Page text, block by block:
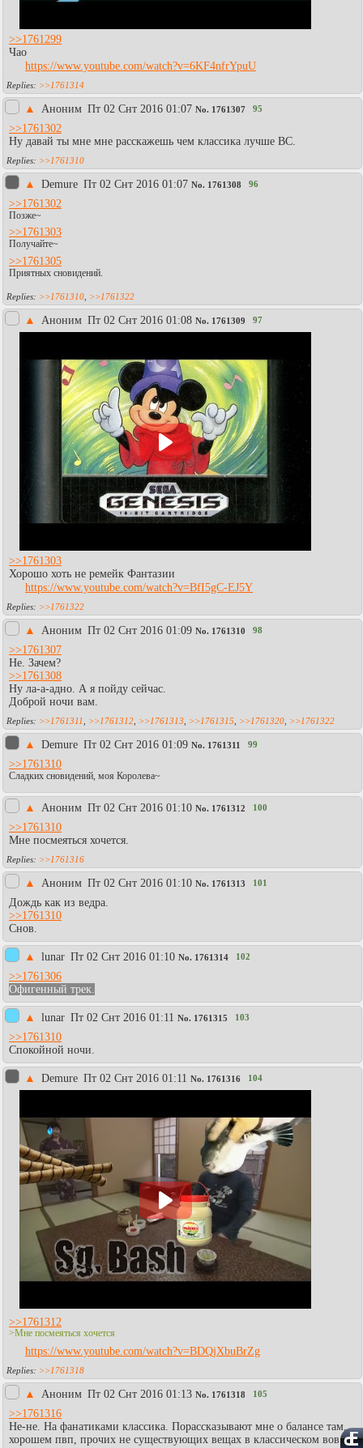
>>1761299
Чао
https://www.youtube.com/watch?v=6KF4nfrYpuU
>>1761314
▲ Аноним Пт 02 Снт 2016 01:07 No. 1761307 95
>>1761302
Ну давай ты мне мне расскажешь чем классика лучше BC.
>>1761310
▲ Demure Пт 02 Снт 2016 01:07 No. 1761308 96
>>1761302
Позже~
>>1761303
Получайте~
>>1761305
Приятных сновидений.
>>1761310 >>1761322
▲ Аноним Пт 02 Снт 2016 01:08 No. 1761309 97
>>1761303
Хорошо хоть не ремейк Фантазии
https://www.youtube.com/watch?v=BfI5gC-EJ5Y
>>1761322
▲ Аноним Пт 02 Снт 2016 01:09 No. 1761310 98
>>1761307
Не. Зачем?
>>1761308
Ну ла-а-адно. А я пойду сейчас.
Доброй ночи вам.
>>1761311 >>1761312 >>1761313 >>1761315 >>1761320 >>1761322
▲ Demure Пт 02 Снт 2016 01:09 No. 1761311 99
>>1761310
Сладких сновидений, моя Королева~
▲ Аноним Пт 02 Снт 2016 01:10 No. 1761312 100
>>1761310
Мне посмеяться хочется.
>>1761316
▲ Аноним Пт 02 Снт 2016 01:10 No. 1761313 101
Дождь как из ведра.
>>1761310
Снов.
▲ lunar Пт 02 Снт 2016 01:10 No. 1761314 102
>>1761306
Офигенный трек.
▲ lunar Пт 02 Снт 2016 01:11 No. 1761315 103
>>1761310
Спокойной ночи.
▲ Demure Пт 02 Снт 2016 01:11 No. 1761316 104
>>1761312
>Мне посмеяться хочется
https://www.youtube.com/watch?v=BDQjXbuBrZg
>>1761318
▲ Аноним Пт 02 Снт 2016 01:13 No. 1761318 105
>>1761316
Не-не. На фанатиками классика. Порассказывают мне о балансе там,
хорошем пвп, прочих не существующих вещах в классическом вов...